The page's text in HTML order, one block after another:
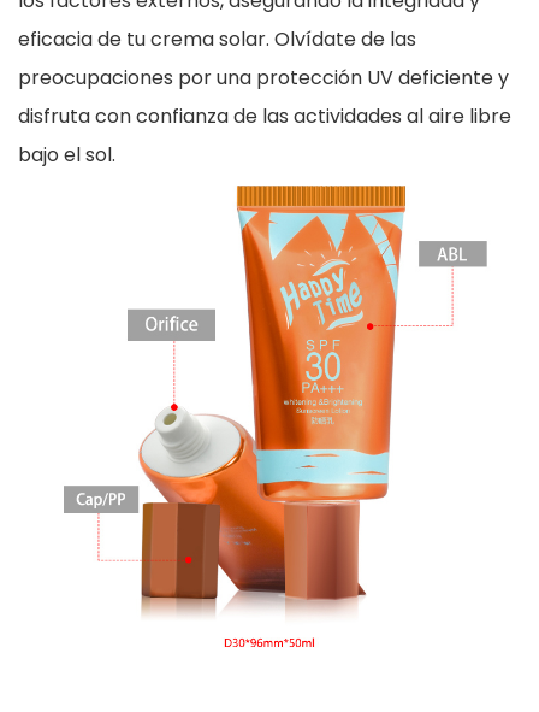
eficacia de tu crema solar. Olvídate de las
preocupaciones por una protección UV deficiente y
disfruta con confianza de las actividades al aire libre
bajo el sol.